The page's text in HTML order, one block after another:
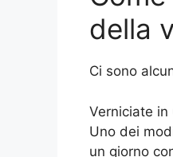
della
Ci sono
Verniciate in
Uno dei
un giorno